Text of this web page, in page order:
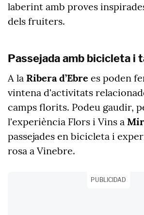
laberint amb proves
dels fruiters.
Passejada amb bicicleta i
A la Ribera d’Ebre es poden
vintena d'activitats
camps florits. Podeu gaudir,
l'experiència Flors i Vins a
passejades en bicicleta i
rosa a Vinebre.
PUBLICIDAD